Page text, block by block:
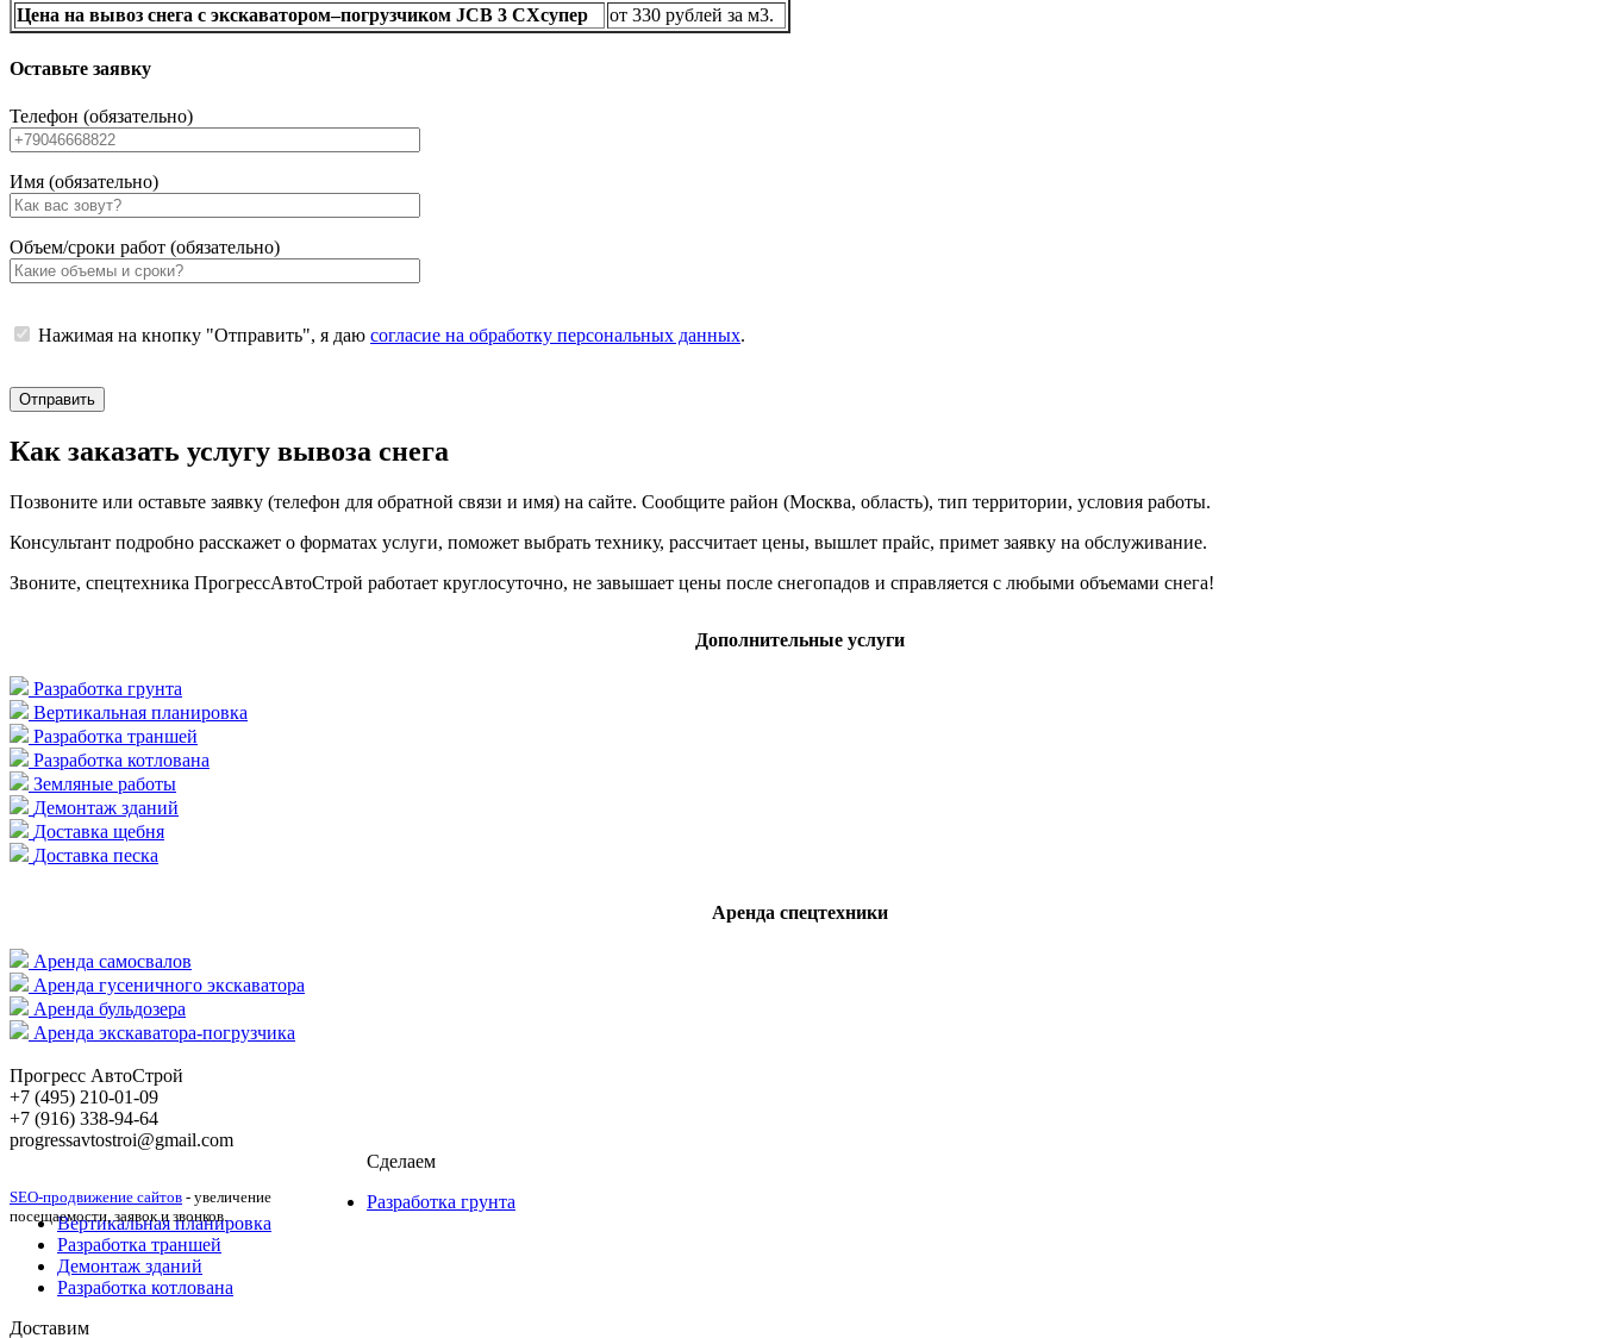
Цена на вывоз снега с экскаватором–погрузчиком JCB 3 CXсупер
от 330 рублей за м3.
Оставьте заявку
Телефон (обязательно)
Имя (обязательно)
Объем/сроки работ (обязательно)
Нажимая на кнопку "Отправить", я даю согласие на обработку персональных данных.
Как заказать услугу вывоза снега
Позвоните или оставьте заявку (телефон для обратной связи и имя) на сайте. Сообщите район (Москва, область), тип территории, условия работы.
Консультант подробно расскажет о форматах услуги, поможет выбрать технику, рассчитает цены, вышлет прайс, примет заявку на обслуживание.
Звоните, спецтехника ПрогрессАвтоСтрой работает круглосуточно, не завышает цены после снегопадов и справляется с любыми объемами снега!
Дополнительные услуги
Разработка грунта
Вертикальная планировка
Разработка траншей
Разработка котлована
Земляные работы
Демонтаж зданий
Доставка щебня
Доставка песка
Аренда спецтехники
Аренда самосвалов
Аренда гусеничного экскаватора
Аренда бульдозера
Аренда экскаватора-погрузчика
Прогресс АвтоСтрой
+7 (495) 210-01-09
+‎7 (916) 338-94-64
progressavtostroi@gmail.com
SEO-продвижение сайтов - увеличение
посещаемости, заявок и звонков.
Сделаем
Разработка грунта
Вертикальная планировка
Разработка траншей
Демонтаж зданий
Разработка котлована
Доставим